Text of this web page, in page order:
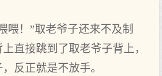
喂！”取老爷子还来不及制
直接跳到了取老爷子背上，
反正就是不放手。